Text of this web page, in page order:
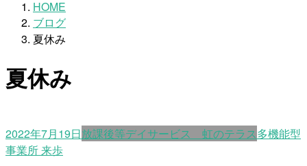
HOME
ブログ
夏休み
夏休み
2022年7月19日放課後等デイサービス 虹のテラス多機能型
事業所 来歩